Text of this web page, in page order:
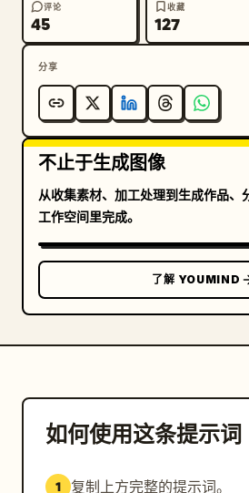
评论
45
收藏
127
分享
不止于生成图像
从收集素材、加工处理到生成作品、
工作空间里完成。
了解 YOUMIND
如何使用这条提示词
1 复制上方完整的提示词。